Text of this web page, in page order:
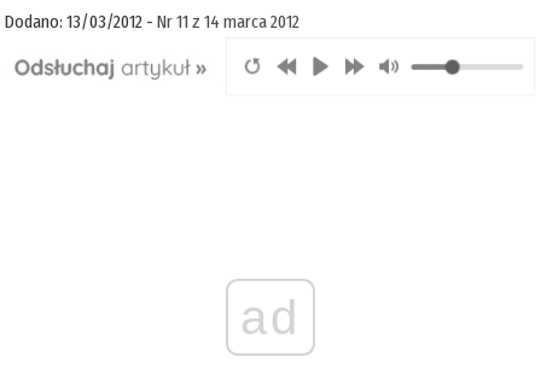
Dodano: 13/03/2012 -Nr 11 z 14 marca 2012
ad